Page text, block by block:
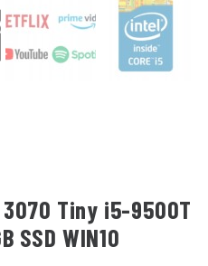
Tiny i5-9500T
SSD WIN10